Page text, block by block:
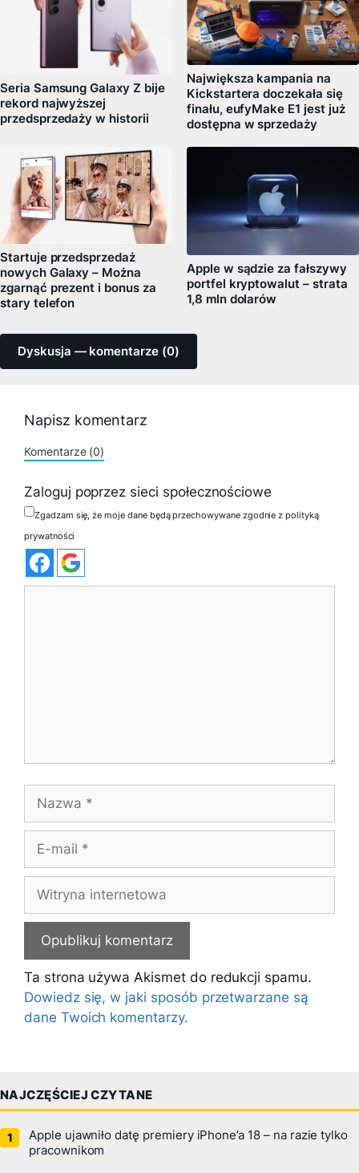
Seria Samsung Galaxy Z bije
rekord najwyższej
przedsprzedaży w historii
Największa kampania na
Kickstartera doczekała się
finału, eufyMake E1 jest już
dostępna w sprzedaży
Startuje przedsprzedaż
nowych Galaxy – Można
zgarnąć prezent i bonus za
stary telefon
Apple w sądzie za fałszywy
portfel kryptowalut – strata
1,8 mln dolarów
Dyskusja — komentarze (0)
Napisz komentarz
Komentarze (0)
Zaloguj poprzez sieci społecznościowe
Zgadzam się, że moje dane będą przechowywane zgodnie z polityką
prywatności
mail
internetowa
Ta strona używa Akismet do redukcji spamu.
Dowiedz się, w jaki sposób przetwarzane są
dane Twoich komentarzy.
NAJCZĘŚCIEJ CZYTANE
Apple ujawniło datę premiery iPhone’a 18 – na razie tylko
pracownikom